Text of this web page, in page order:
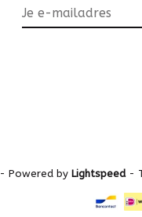
- Powered by Lightspeed-